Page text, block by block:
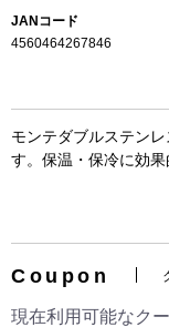
お買い
JANコード
4560464267846
モンテダブルステン
す。保温・保冷に効果
Coupon
現在利用可能なク